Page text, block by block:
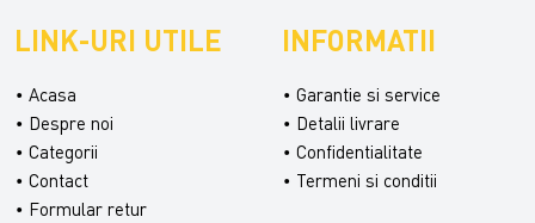
LINK-URI UTILE
Acasa
Despre noi
Categorii
Contact
Formular retur
INFORMATII
Garantie si service
Detalii livrare
Confidentialitate
Termeni si conditii